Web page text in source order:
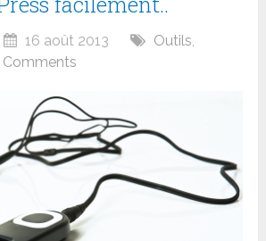
16 août 2013 Outils,
Comments